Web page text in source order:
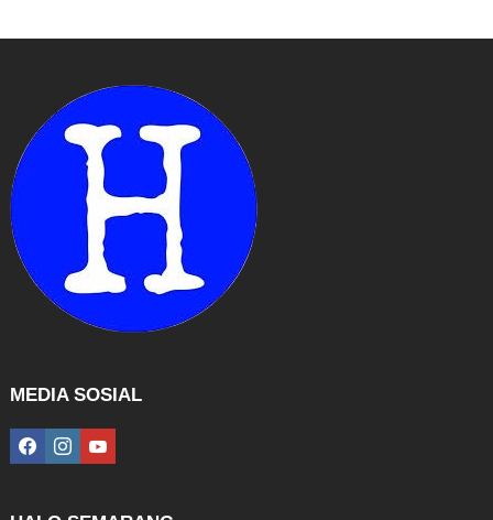
MEDIA SOSIAL
facebookinstagramyoutube